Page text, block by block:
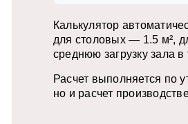
Калькулятор
для столовых — 1.5 м²,
среднюю загрузку зала в
Расчет выполняется по
но и расчет